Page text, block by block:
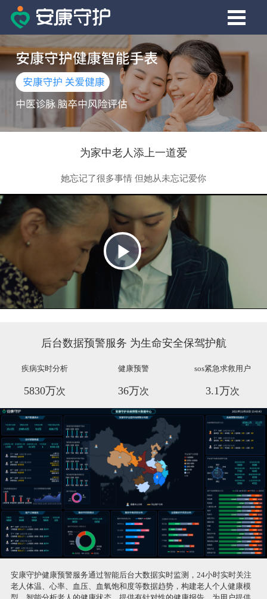
为家中老人添上一道爱
她忘记了很多事情 但她从未忘记爱你
Play
Video
后台数据预警服务 为生命安全保驾护航
疾病实时分析
5830万次
健康预警
36万次
sos紧急求救用户
3.1万次
安康守护健康预警服务通过智能后台大数据实时监测，24小时实时关注
老人体温、心率、血压、血氧饱和度等数据趋势，构建老人个人健康模